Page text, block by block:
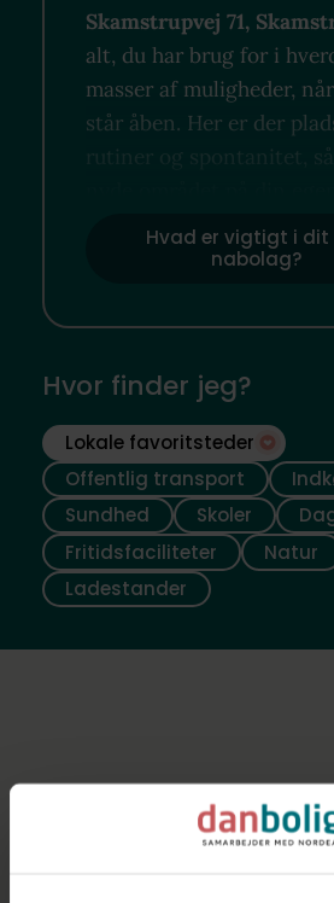
Skamstrupvej 71,
alt, du har brug for i
masser af muligheder,
står åben. Her er der
rutiner og spontanitet, så
Hvad er vigtigt i dit
nabolag?
Hvor finder jeg?
Lokale favoritsteder
Offentlig transport
Sundhed
Skoler
Fritidsfaciliteter
Natur
Ladestander